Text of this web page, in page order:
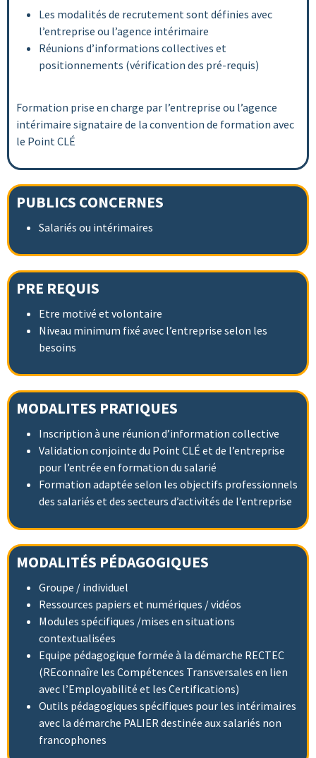
Les modalités de recrutement sont définies avec
l’entreprise ou l’agence intérimaire
Réunions d’informations collectives et
positionnements (vérification des pré-requis)
Formation prise en charge par l’entreprise ou l’agence
intérimaire signataire de la convention de formation avec
le Point CLÉ
PUBLICS CONCERNES
Salariés ou intérimaires
PRE REQUIS
Etre motivé et volontaire
Niveau minimum fixé avec l’entreprise selon les
besoins
MODALITES PRATIQUES
Inscription à une réunion d’information collective
Validation conjointe du Point CLÉ et de l’entreprise
pour l’entrée en formation du salarié
Formation adaptée selon les objectifs professionnels
des salariés et des secteurs d’activités de l’entreprise
MODALITÉS PÉDAGOGIQUES
Groupe / individuel
Ressources papiers et numériques / vidéos
Modules spécifiques /mises en situations
contextualisées
Equipe pédagogique formée à la démarche RECTEC
(REconnaîre les Compétences Transversales en lien
avec l’Employabilité et les Certifications)
Outils pédagogiques spécifiques pour les intérimaires
avec la démarche PALIER destinée aux salariés non
francophones